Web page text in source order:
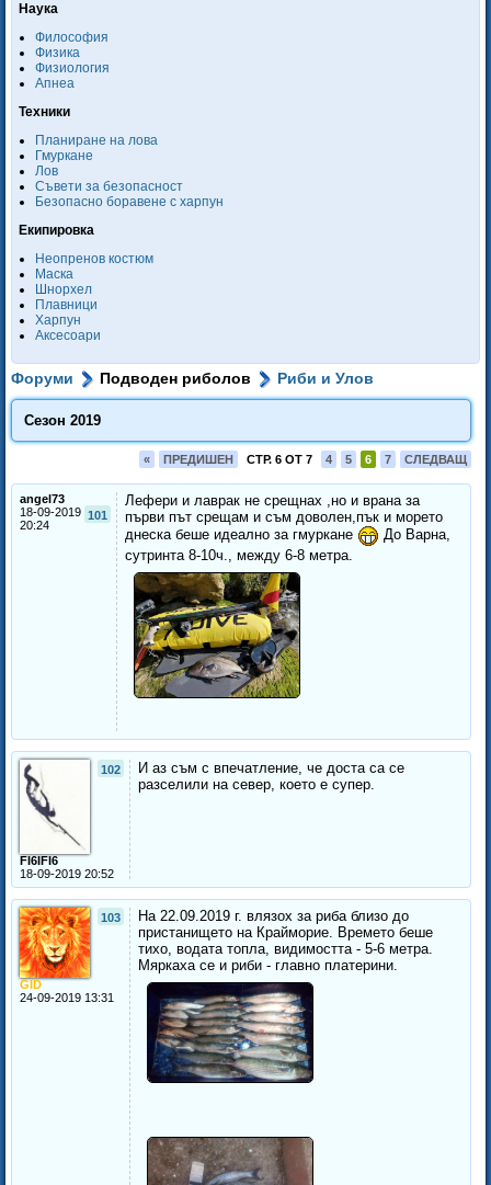
Наука
Философия
Физика
Физиология
Апнеа
Техники
Планиране на лова
Гмуркане
Лов
Съвети за безопасност
Безопасно боравене с харпун
Екипировка
Неопренов костюм
Маска
Шнорхел
Плавници
Харпун
Аксесоари
Форуми Подводен риболов Риби и Улов
Сезон 2019
« ПРЕДИШЕН СТР. 6 ОТ 7 4 5 6 7 СЛЕДВАЩ
angel73
101
18-09-2019
20:24
Лефери и лаврак не срещнах ,но и врана за
първи път срещам и съм доволен,пък и морето
днеска беше идеално за гмуркане
До Варна,
сутринта 8-10ч., между 6-8 метра.
102
FI6IFI6
18-09-2019 20:52
И аз съм с впечатление, че доста са се
разселили на север, което е супер.
103
GID
24-09-2019 13:31
На 22.09.2019 г. влязох за риба близо до
пристанището на Крайморие. Времето беше
тихо, водата топла, видимостта - 5-6 метра.
Мяркаха се и риби - главно платерини.